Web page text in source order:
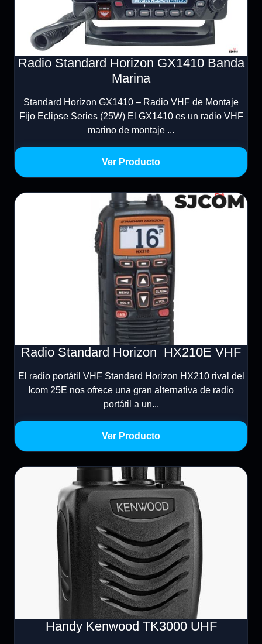
Radio Standard Horizon GX1410 Banda
Marina
Standard Horizon GX1410 – Radio VHF de Montaje
Fijo Eclipse Series (25W) El GX1410 es un radio VHF
marino de montaje ...
Ver Producto
Radio Standard Horizon HX210E VHF
El radio portátil VHF Standard Horizon HX210 rival del
Icom 25E nos ofrece una gran alternativa de radio
portátil a un...
Ver Producto
Handy Kenwood TK3000 UHF